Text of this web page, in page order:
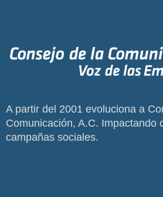
A partir del 2001 evoluciona a
Comunicación, A.C. Impactando
campañas sociales.